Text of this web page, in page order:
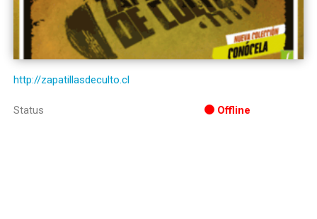
http://zapatillasdeculto.cl
Status Offline